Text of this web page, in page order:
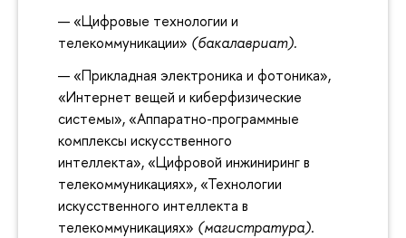
«Цифровые технологии и
телекоммуникации» (бакалавриат).
«Прикладная электроника и фотоника»,
«Интернет вещей и киберфизические
системы», «Аппаратно-программные
комплексы искусственного
интеллекта», «Цифровой инжиниринг в
телекоммуникациях», «Технологии
искусственного интеллекта в
телекоммуникациях» (магистратура).